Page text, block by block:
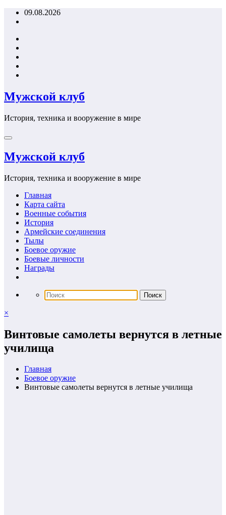
Перейти09.08.2026
Мужской клуб
История, техника и вооружение в мире
Мужской клуб
История, техника и вооружение в мире
Главная
Карта сайта
Военные события
История
Армейские соединения
Тылы
Боевое оружие
Боевые личности
Награды
×
Винтовые самолеты вернутся в летные
училища
Главная
Боевое оружие
Винтовые самолеты вернутся в летные училища